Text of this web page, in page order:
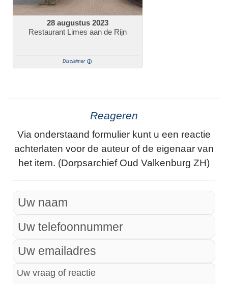
28 augustus 2023
Restaurant Limes aan de Rijn
Disclaimer
Reageren
Via onderstaand formulier kunt u een reactie
achterlaten voor de auteur of de eigenaar van
het item. (Dorpsarchief Oud Valkenburg ZH)